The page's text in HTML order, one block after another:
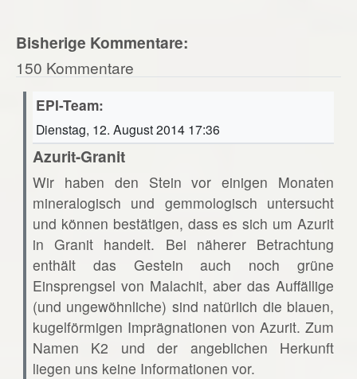
Bisherige Kommentare:
150 Kommentare
EPI-Team:
Dienstag, 12. August 2014 17:36
Azurit-Granit
Wir haben den Stein vor einigen Monaten
mineralogisch und gemmologisch untersucht
und können bestätigen, dass es sich um Azurit
in Granit handelt. Bei näherer Betrachtung
enthält das Gestein auch noch grüne
Einsprengsel von Malachit, aber das Auffällige
(und ungewöhnliche) sind natürlich die blauen,
kugelförmigen Imprägnationen von Azurit. Zum
Namen K2 und der angeblichen Herkunft
liegen uns keine Informationen vor.